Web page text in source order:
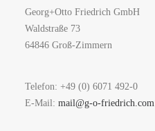
Georg+Otto Friedrich GmbH
Waldstraße 73
64846 Groß-Zimmern
Telefon: +49 (0) 6071 492-0
E-Mail: mail@g-o-friedrich.com